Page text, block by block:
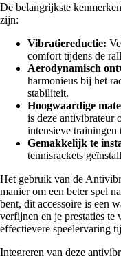
De belangrijkste
zijn:
Vibratiereductie:
comfort tijdens de
Aerodynamisch
harmonieus bij het
stabiliteit.
Hoogwaardige
is deze antivibrateur
intensieve trainingen
Gemakkelijk te
tennisrackets
Het gebruik van de
manier om een beter spel
bent, dit accessoire is een
verfijnen en je prestaties te
effectievere speelervaring
Integreren van deze